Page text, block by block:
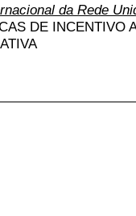
da Rede
DE INCENTIVO